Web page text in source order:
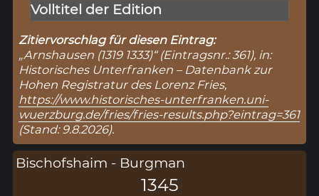
Volltitel der Edition
Zitiervorschlag für diesen Eintrag:
„Arnshausen (1319 1333)“ (Eintragsnr.: 361), in:
Historisches Unterfranken – Datenbank zur
Hohen Registratur des Lorenz Fries,
https://www.historisches-unterfranken.uni-
wuerzburg.de/fries/fries-results.php?eintrag=361
(Stand: 9.8.2026).
Bischofshaim - Burgman
1345